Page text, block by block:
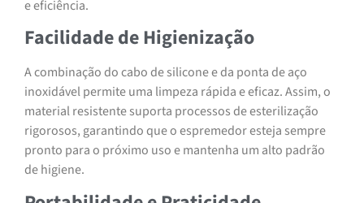
e eficiência.
Facilidade de Higienização
A combinação do cabo de silicone e da ponta de aço
inoxidável permite uma limpeza rápida e eficaz. Assim, o
material resistente suporta processos de esterilização
rigorosos, garantindo que o espremedor esteja sempre
pronto para o próximo uso e mantenha um alto padrão
de higiene.